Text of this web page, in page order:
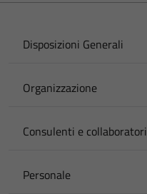
Disposizioni Generali
Organizzazione
Consulenti e collaboratori
Personale